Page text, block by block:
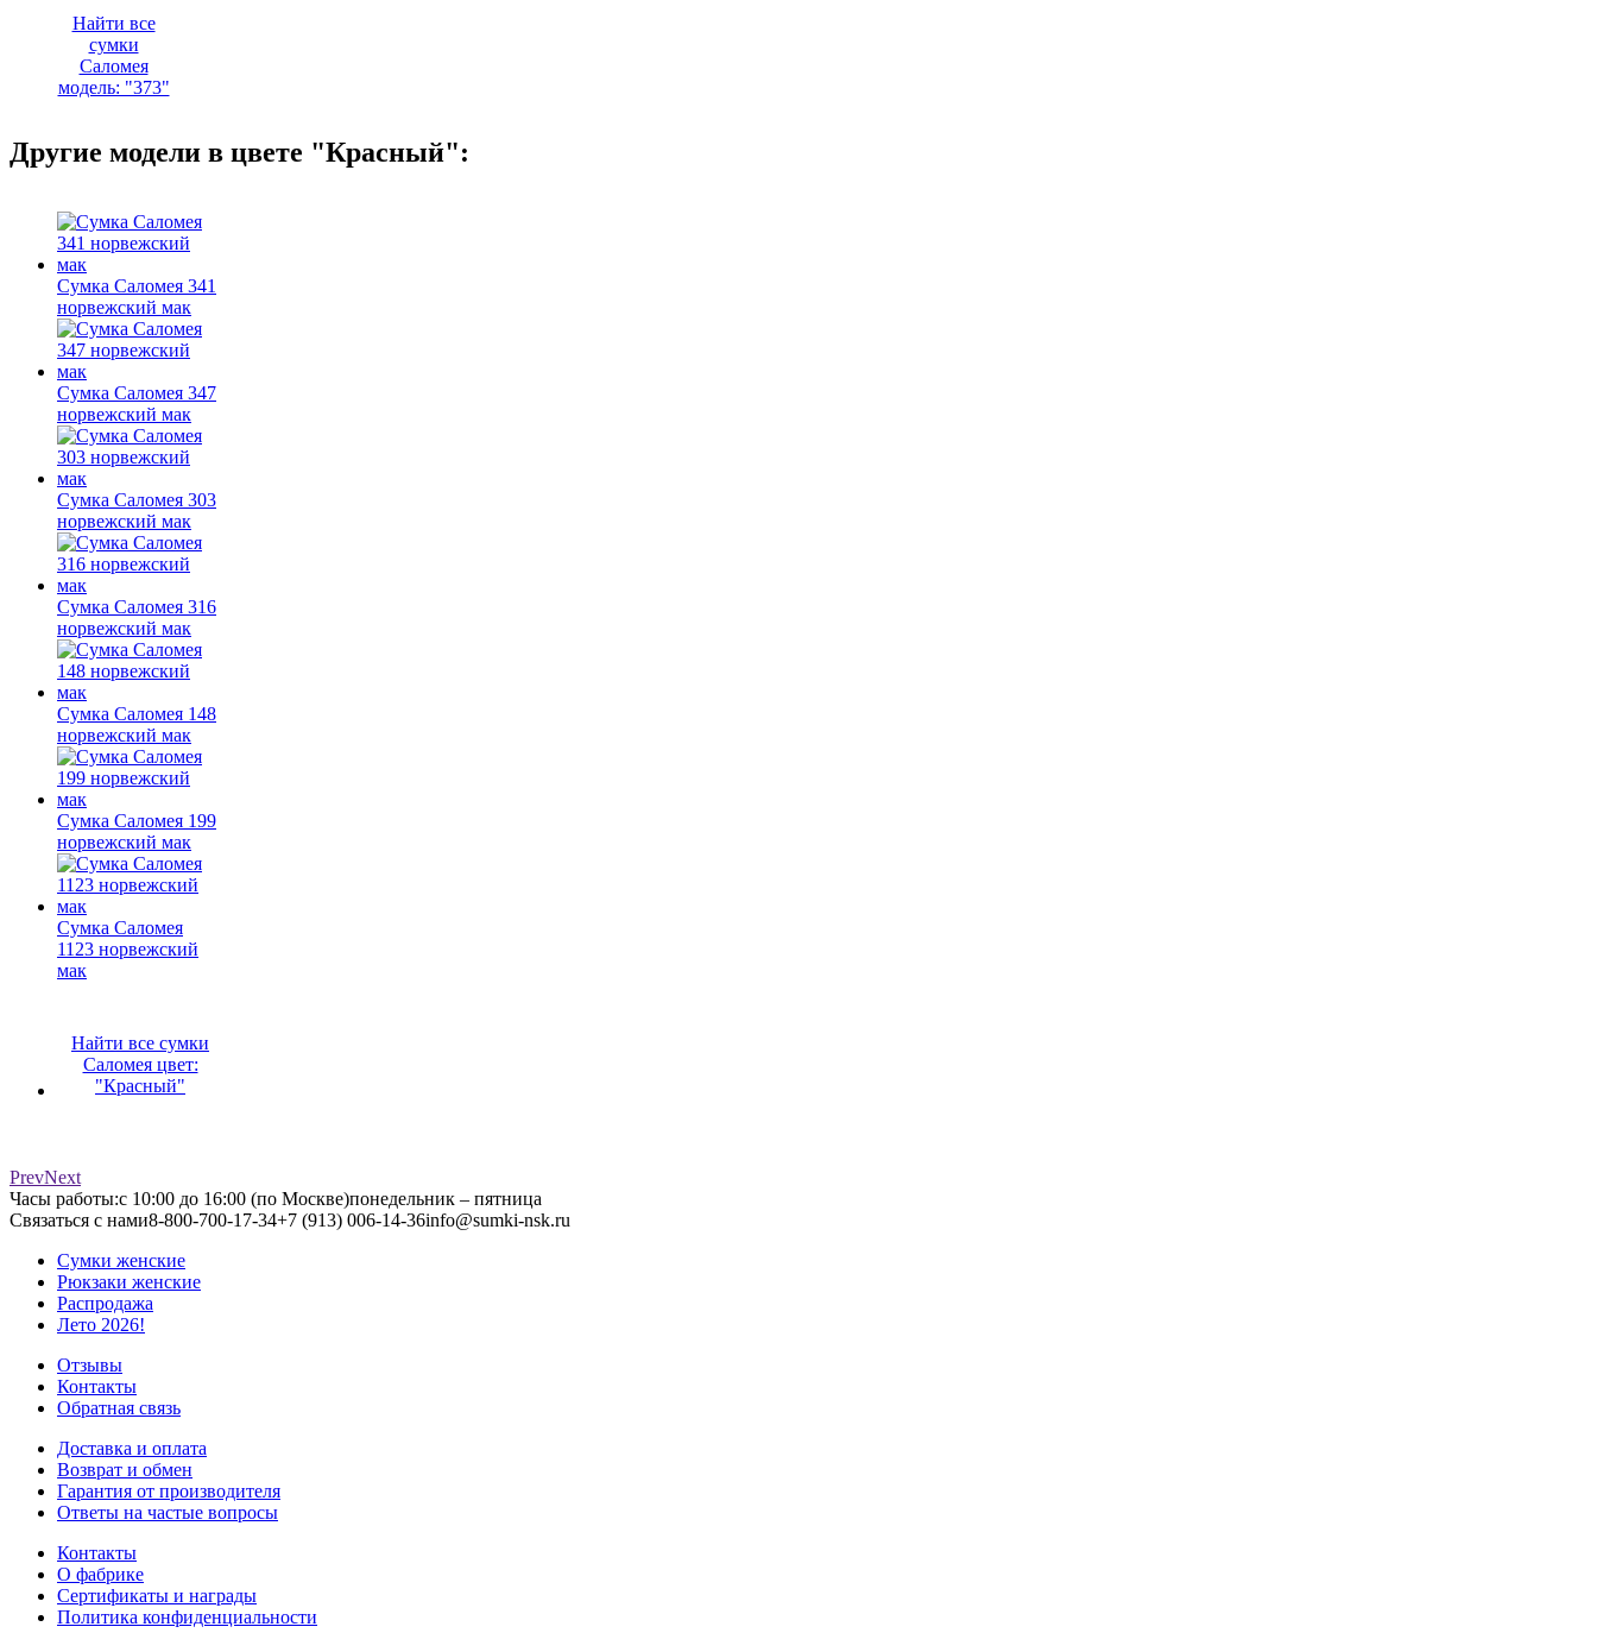
Найти все
сумки
Саломея
модель: "373"
Другие модели в цвете "Красный":
Сумка Саломея 341
норвежский мак
Сумка Саломея 347
норвежский мак
Сумка Саломея 303
норвежский мак
Сумка Саломея 316
норвежский мак
Сумка Саломея 148
норвежский мак
Сумка Саломея 199
норвежский мак
Сумка Саломея
1123 норвежский
мак
Найти все сумки
Саломея цвет:
"Красный"
PrevNext
Часы работы:с 10:00 до 16:00 (по Москве)понедельник – пятница
Связаться с нами8-800-700-17-34+7 (913) 006-14-36info@sumki-nsk.ru
Сумки женские
Рюкзаки женские
Распродажа
Лето 2026!
Отзывы
Контакты
Обратная связь
Доставка и оплата
Возврат и обмен
Гарантия от производителя
Ответы на частые вопросы
Контакты
О фабрике
Сертификаты и награды
Политика конфиденциальности